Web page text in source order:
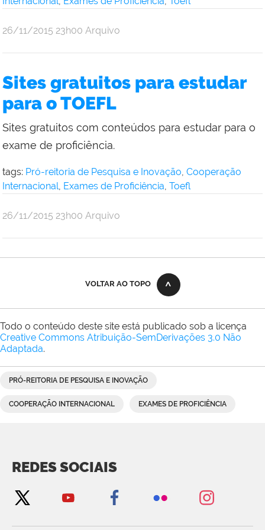
por
Reitoria
publicado
26/11/2015 23h00 Arquivo
Sites gratuitos para estudar
para o TOEFL
Sites gratuitos com conteúdos para estudar para o
exame de proficiência.
tags: Pró-reitoria de Pesquisa e Inovação, Cooperação
Internacional, Exames de Proficiência, Toefl
por
da
publicado
26/11/2015 23h00 Arquivo
VOLTAR AO TOPO
Todo o conteúdo deste site está publicado sob a licença
Creative Commons Atribuição-SemDerivações 3.0 Não
Adaptada.
PRÓ-REITORIA DE PESQUISA E INOVAÇÃO
COOPERAÇÃO INTERNACIONAL EXAMES DE PROFICIÊNCIA
REDES SOCIAIS